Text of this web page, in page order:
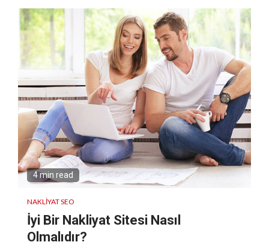
4 min read
NAKLIYAT SEO
İyi Bir Nakliyat Sitesi Nasıl
Olmalıdır?